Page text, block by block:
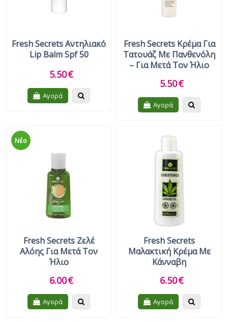
Fresh Secrets Αντηλιακό
Lip Balm Spf 50
5.50€
Αγορά
Fresh Secrets Κρέμα Για
Τατουάζ Με Πανθενόλη
– Για Μετά Τον Ήλιο
5.50€
Αγορά
Fresh Secrets Ζελέ
Αλόης Για Μετά Τον
Ήλιο
Νέο
6.00€
Αγορά
Fresh Secrets
Μαλακτική Κρέμα Με
Κάνναβη
6.50€
Αγορά